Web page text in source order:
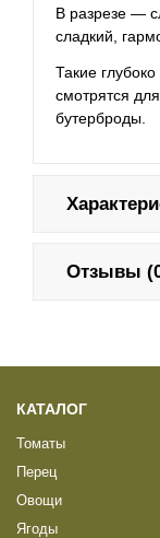
В разрезе —
сладкий,
Такие
смотрятся
бутерброды.
Отзывы
КАТАЛОГ
Томаты
Перец
Овощи
Ягоды